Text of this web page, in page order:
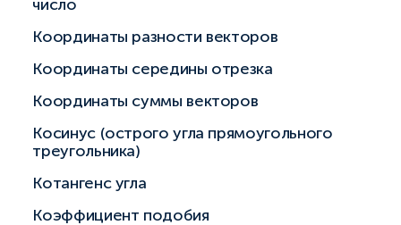
число
Координаты разности векторов
Координаты середины отрезка
Координаты суммы векторов
Косинус (острого угла прямоугольного
треугольника)
Котангенс угла
Коэффициент подобия